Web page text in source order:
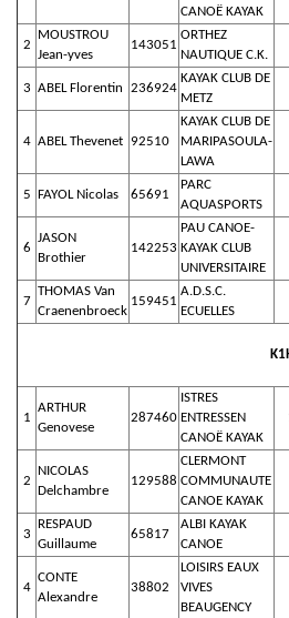
CANOË KAYAK
2
MOUSTROU
Jean-yves
143051
ORTHEZ
NAUTIQUE C.K.
3 ABEL Florentin 236924
KAYAK CLUB DE
METZ
4 ABEL Thevenet 92510
KAYAK CLUB DE
MARIPASOULA-
LAWA
5 FAYOL Nicolas 65691
PARC
AQUASPORTS
6
JASON
Brothier
142253
PAU CANOE-
KAYAK CLUB
UNIVERSITAIRE
7
THOMAS Van
Craenenbroeck
159451
A.D.S.C.
ECUELLES
1
ARTHUR
Genovese
287460
ISTRES
ENTRESSEN
CANOË KAYAK
2
NICOLAS
Delchambre
129588
CLERMONT
COMMUNAUTE
CANOE KAYAK
3
RESPAUD
Guillaume
65817
ALBI KAYAK
CANOE
4
CONTE
Alexandre
38802
LOISIRS EAUX
VIVES
BEAUGENCY